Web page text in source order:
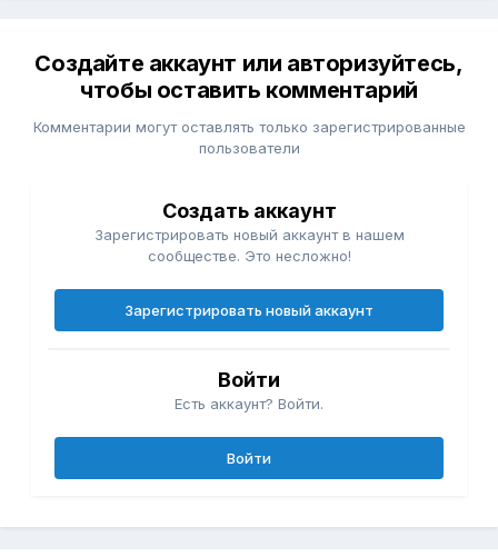
Создайте аккаунт или авторизуйтесь,
чтобы оставить комментарий
Комментарии могут оставлять только зарегистрированные
пользователи
Создать аккаунт
Зарегистрировать новый аккаунт в нашем
сообществе. Это несложно!
Зарегистрировать новый аккаунт
Войти
Есть аккаунт? Войти.
Войти